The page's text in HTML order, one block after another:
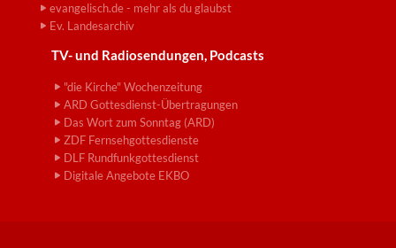
evangelisch.de - mehr als du glaubst
Ev. Landesarchiv
TV- und Radiosendungen, Podcasts
"die Kirche" Wochenzeitung
ARD Gottesdienst-Übertragungen
Das Wort zum Sonntag (ARD)
ZDF Fernsehgottesdienste
DLF Rundfunkgottesdienst
Digitale Angebote EKBO